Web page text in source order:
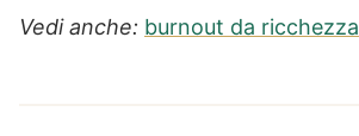
Vedi anche: burnout da ricchezza